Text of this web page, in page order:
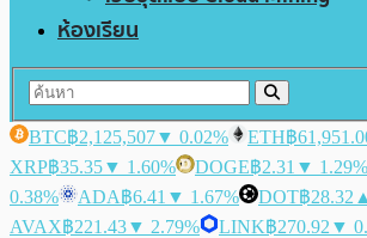
ห้องเรียน
BTC฿2,125,507▼ 0.02% ETH฿
XRP฿35.35▼ 1.60% DOGE฿2.31 ▼ 1.29%
0.38%
ADA฿6.41 ▼ 1.67% DOT฿28.32
AVAX฿221.43▼ 2.79% LINK฿270.92 ▼